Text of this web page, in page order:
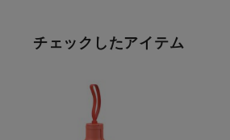
チェックしたアイテム